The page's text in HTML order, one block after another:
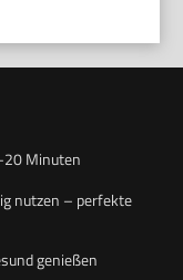
Minuten
nutzen – perfekte
genießen